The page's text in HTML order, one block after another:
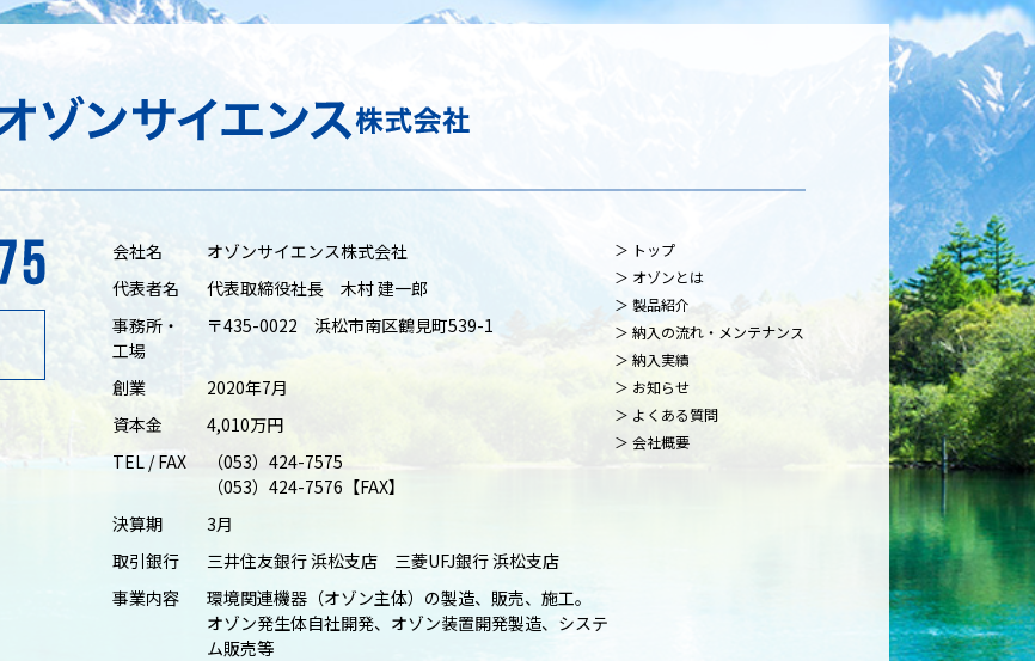
会社名
オゾンサイエンス株式会社
代表者名
代表取締役社長 木村 建一郎
事務所・
工場
〒435-0022 浜松市南区鶴見町539-1
創業
2020年7月
資本金
4,010万円
TEL / FAX
（053）424-7575
（053）424-7576【FAX】
決算期
3月
取引銀行
三井住友銀行 浜松支店 三菱UFJ銀行 浜松支店
事業内容
環境関連機器（オゾン主体）の製造、販売、施工。
オゾン発生体自社開発、オゾン装置開発製造、システ
ム販売等
トップ
オゾンとは
製品紹介
納入の流れ・メンテナンス
納入実績
お知らせ
よくある質問
会社概要